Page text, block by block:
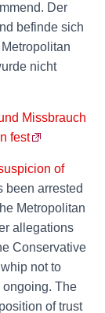
Der
befinde sich
nicht
Missbrauch
fest
of
been arrested
Metropolitan
allegations
Conservative
not to
The
of trust